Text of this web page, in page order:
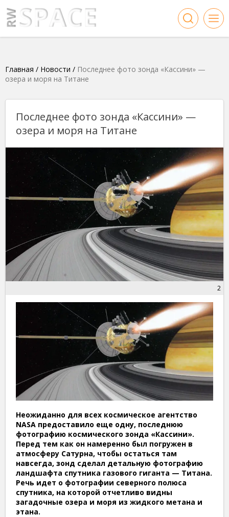
Главная / Новости / Последнее фото зонда «Кассини» —
озера и моря на Титане
Последнее фото зонда «Кассини» —
озера и моря на Титане
2
Неожиданно для всех космическое агентство
NASA предоставило еще одну, последнюю
фотографию космического зонда «Кассини».
Перед тем как он намеренно был погружен в
атмосферу Сатурна, чтобы остаться там
навсегда, зонд сделал детальную фотографию
ландшафта спутника газового гиганта — Титана.
Речь идет о фотографии северного полюса
спутника, на которой отчетливо видны
загадочные озера и моря из жидкого метана и
этана.